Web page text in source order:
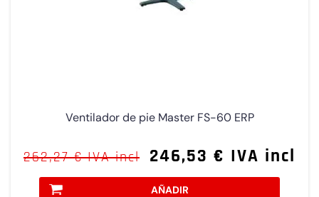
Ventilador de pie Master FS-60 ERP
262,27 € IVA incl 246,53 € IVA incl
AÑADIR